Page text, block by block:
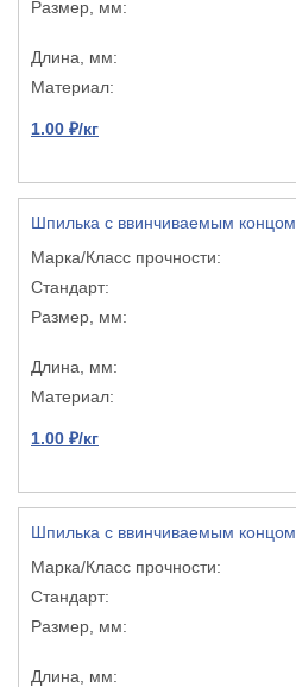
1.00 ₽/кг
Шпилька с ввинчиваемым концом
1.00 ₽/кг
Шпилька с ввинчиваемым концом